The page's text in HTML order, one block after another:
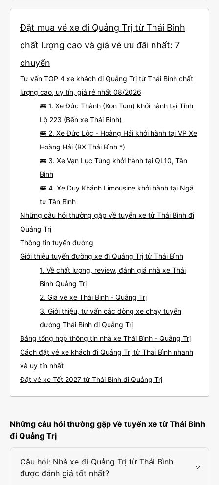
Đặt mua vé xe đi Quảng Trị từ Thái Bình
chất lượng cao và giá vé ưu đãi nhất: 7
chuyến
Tư vấn TOP 4 xe khách đi Quảng Trị từ Thái Bình chất
lượng cao, uy tín, giá rẻ nhất 08/2026
🚌 1. Xe Đức Thành (Kon Tum) khởi hành tại Tỉnh
Lộ 223 (Bến xe Thái Bình)
🚌 2. Xe Đức Lộc - Hoàng Hải khởi hành tại VP Xe
Hoàng Hải (BX Thái Bình *)
🚌 3. Xe Vạn Lục Tùng khởi hành tại QL10, Tân
Bình
🚌 4. Xe Duy Khánh Limousine khởi hành tại Ngã
tư Tân Bình
Những câu hỏi thường gặp về tuyến xe từ Thái Bình đi
Quảng Trị
Thông tin tuyến đường
Giới thiệu tuyến đường xe đi Quảng Trị từ Thái Bình
1. Về chất lượng, review, đánh giá nhà xe Thái
Bình Quảng Trị
2. Giá vé xe Thái Bình - Quảng Trị
3. Giới thiệu, tư vấn các dòng xe chạy tuyến
đường Thái Bình đi Quảng Trị
Bảng tổng hợp thông tin nhà xe Thái Bình - Quảng Trị
Cách đặt vé xe khách đi Quảng Trị từ Thái Bình nhanh
và uy tín nhất
Đặt vé xe Tết 2027 từ Thái Bình đi Quảng Trị
Những câu hỏi thường gặp về tuyến xe từ Thái Bình
đi Quảng Trị
Câu hỏi: Nhà xe đi Quảng Trị từ Thái Bình
được đánh giá tốt nhất?